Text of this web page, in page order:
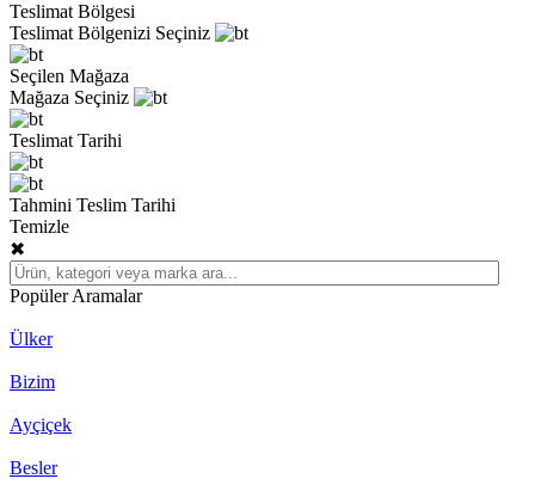
Teslimat Bölgesi
Teslimat Bölgenizi Seçiniz
Seçilen Mağaza
Mağaza Seçiniz
Teslimat Tarihi
Tahmini Teslim Tarihi
Temizle
✖
Popüler Aramalar
Ülker
Bizim
Ayçiçek
Besler